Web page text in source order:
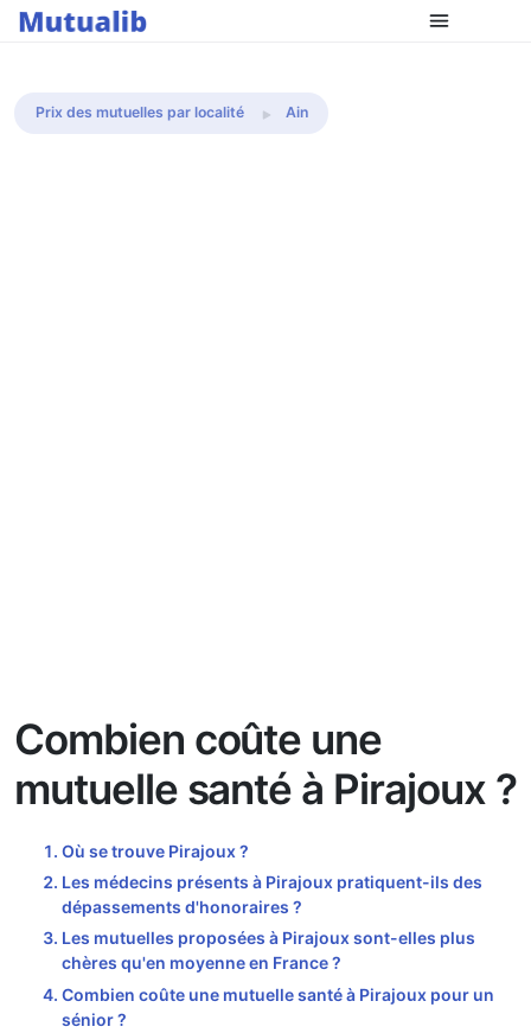
Comparer les mutuelles
Prix des mutuelles par localité Ain
Combien coûte une
mutuelle santé à Pirajoux ?
Où se trouve Pirajoux ?
Les médecins présents à Pirajoux pratiquent-ils des
dépassements d'honoraires ?
Les mutuelles proposées à Pirajoux sont-elles plus
chères qu'en moyenne en France ?
Combien coûte une mutuelle santé à Pirajoux pour un
sénior ?